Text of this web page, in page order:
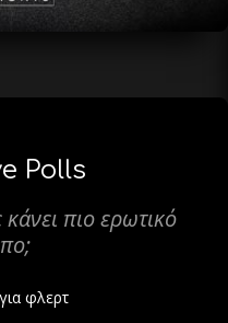
Polls
πιο ερωτικό
φλερτ